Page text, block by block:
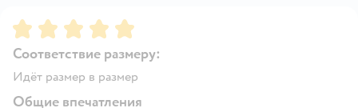
Рейтинг:5
Соответствие размеру:
Идёт размер в размер
Общие впечатления